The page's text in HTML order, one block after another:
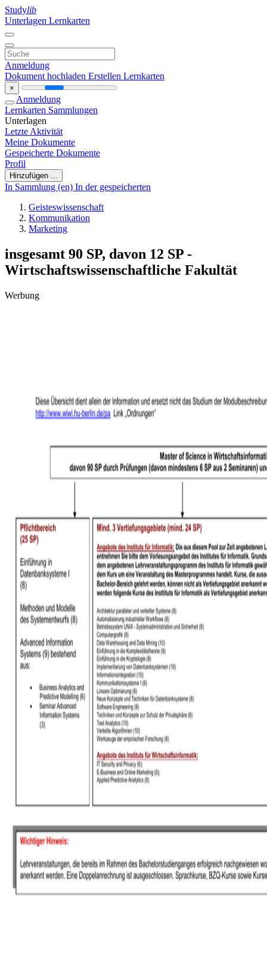
Studylib
Unterlagen Lernkarten
Anmeldung
Dokument hochladen Erstellen Lernkarten
×
Anmeldung
Lernkarten Sammlungen
Unterlagen
Letzte Aktivität
Meine Dokumente
Gespeicherte Dokumente
Profil
Hinzufügen ...
In Sammlung (en) In der gespeicherten
Geisteswissenschaft
Kommunikation
Marketing
insgesamt 90 SP, davon 12 SP -
Wirtschaftswissenschaftliche Fakultät
Werbung